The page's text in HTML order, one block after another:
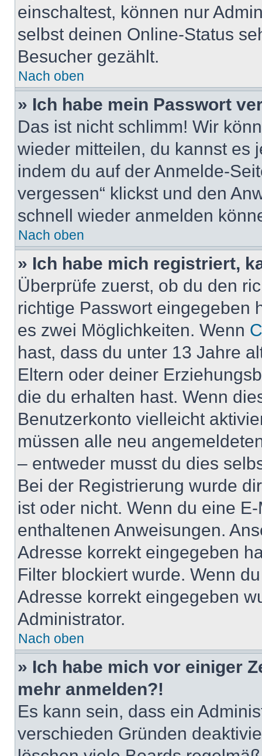
einschaltest, können nur
selbst deinen Online-Status
Besucher gezählt.
Nach oben
» Ich habe mein Passwort
Das ist nicht schlimm! Wir
wieder mitteilen, du kannst es
indem du auf der Anmelde-
vergessen“ klickst und den
schnell wieder anmelden
Nach oben
» Ich habe mich registriert,
Überprüfe zuerst, ob du den
richtige Passwort eingegeben
es zwei Möglichkeiten. Wenn
hast, dass du unter 13 Jahre
Eltern oder deiner
die du erhalten hast. Wenn
Benutzerkonto vielleicht
müssen alle neu
– entweder musst du dies
Bei der Registrierung wurde
ist oder nicht. Wenn du eine
enthaltenen Anweisungen.
Adresse korrekt eingegeben
Filter blockiert wurde. Wenn
Adresse korrekt eingegeben
Administrator.
Nach oben
» Ich habe mich vor einiger
mehr anmelden?!
Es kann sein, dass ein
verschieden Gründen